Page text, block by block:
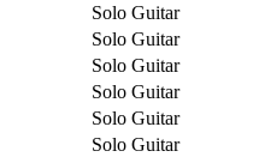
Solo Guitar
Solo Guitar
Solo Guitar
Solo Guitar
Solo Guitar
Solo Guitar